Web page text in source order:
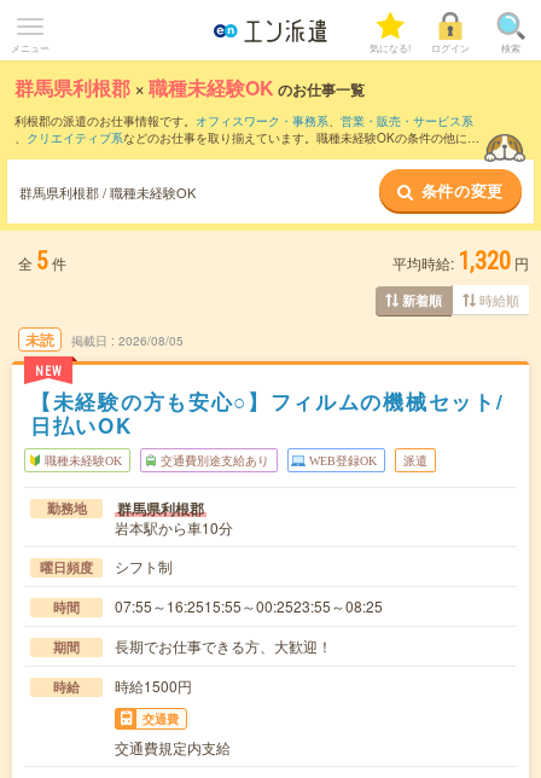
メニュー 気になる! ログイン 検索
群馬県利根郡 ×職種未経験OK のお仕事一覧
利根郡の派遣のお仕事情報です。 オフィスワーク・事務系、 営業・販売・サービス系
、 クリエイティブ系などのお仕事を取り揃えています。職種未経験OKの条件の他に、
群馬県利根郡 / 職種未経験OK 条件の変更
全 5件 平均時給: 1,320 円
新着順 時給順
未読
NEW
掲載日 2026/08/05
【未経験の方も安心○】フィルムの機械セット/
日払いOK
職種未経験OK 交通費別途支給あり WEB登録OK 派遣
勤務地 群馬県利根郡
岩本駅から車10分
曜日頻度 シフト制
時間 07:55～16:2515:55～00:2523:55～08:25
期間 長期でお仕事できる方、大歓迎！
時給 時給1500円
交通費
交通費規定内支給